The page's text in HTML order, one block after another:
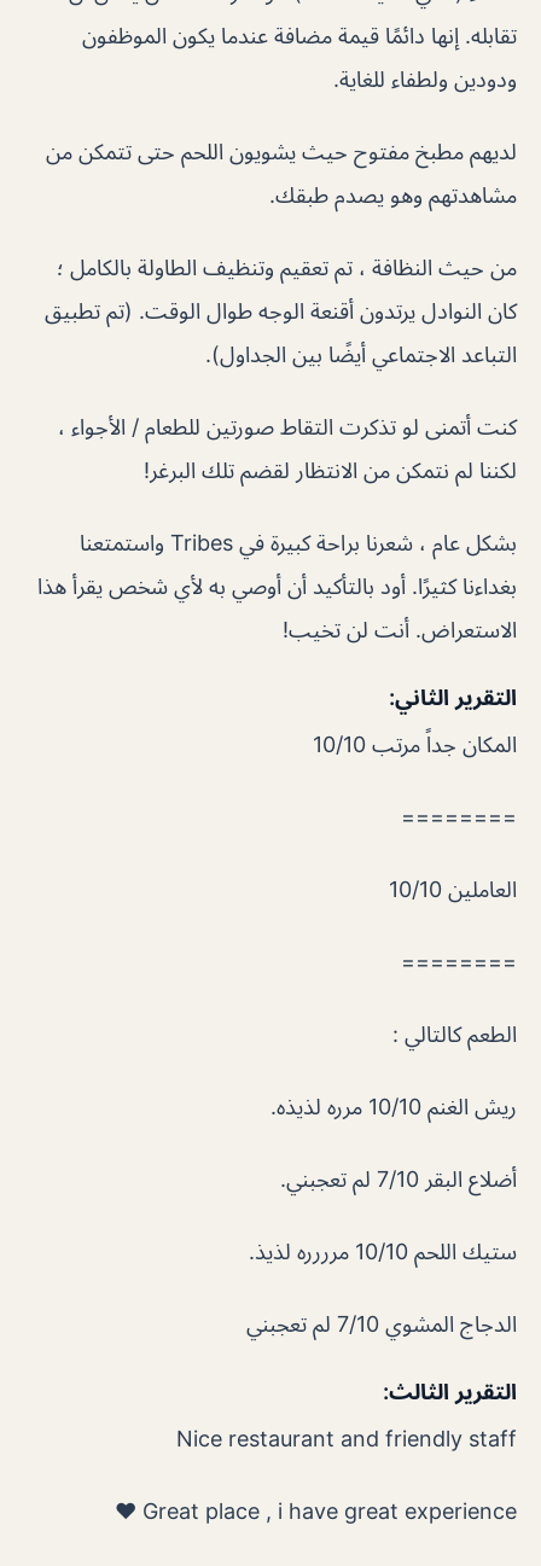
تقابله. إنها دائمًا قيمة مضافة عندما يكون الموظفون
ودودين ولطفاء للغاية.
لديهم مطبخ مفتوح حيث يشويون اللحم حتى تتمكن من
مشاهدتهم وهو يصدم طبقك.
من حيث النظافة ، تم تعقيم وتنظيف الطاولة بالكامل ؛
كان النوادل يرتدون أقنعة الوجه طوال الوقت. (تم تطبيق
التباعد الاجتماعي أيضًا بين الجداول).
كنت أتمنى لو تذكرت التقاط صورتين للطعام / الأجواء ،
لكننا لم نتمكن من الانتظار لقضم تلك البرغر!
بشكل عام ، شعرنا براحة كبيرة في Tribes واستمتعنا
بغداءنا كثيرًا. أود بالتأكيد أن أوصي به لأي شخص يقرأ هذا
الاستعراض. أنت لن تخيب!
التقرير الثاني:
المكان جداً مرتب 10/10
========
العاملين 10/10
========
الطعم كالتالي :
ريش الغنم 10/10 مرره لذيذه.
أضلاع البقر 7/10 لم تعجبني.
ستيك اللحم 10/10 مرررره لذيذ.
الدجاج المشوي 7/10 لم تعجبني
التقرير الثالث:
Nice restaurant and friendly staff
Great place , i have great experience ♥️